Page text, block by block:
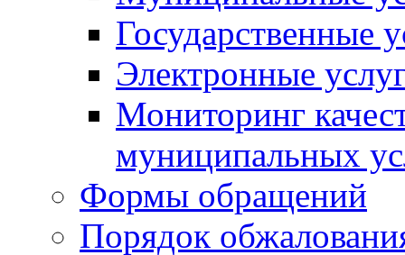
Государственные
Электронные
Мониторинг
муниципальных
Формы обращений
Порядок